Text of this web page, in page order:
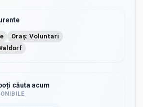
Oraș: Voluntari
căuta acum